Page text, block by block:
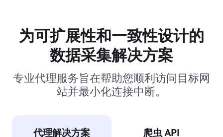
为可扩展性和一致性设计的
数据采集解决方案
专业代理服务旨在帮助您顺利访问目标网
站并最小化连接中断。
代理解决方案 爬虫 API